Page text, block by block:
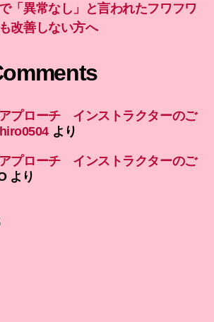
「異常なし」と言われたフワフワ
改善しない方へ
プローチ インストラクターのご
より
プローチ インストラクターのご
より